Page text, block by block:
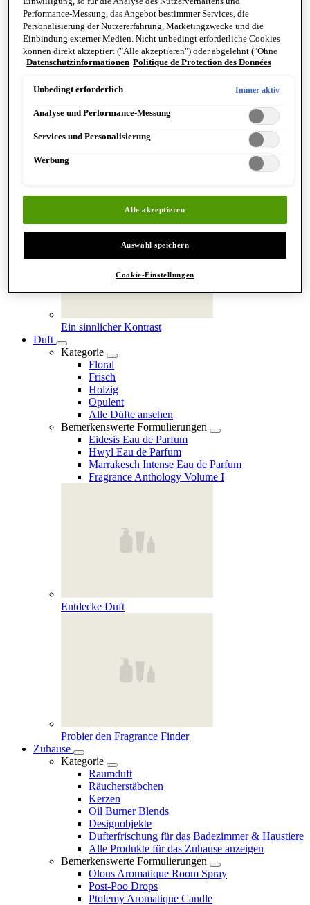
Mundpflege & Deodorants
Alle Hand- und Körperpflegeprodukte anzeigen
Bemerkenswerte Formulierungen
Resurrection Aromatique Hand Wash
Eleos Aromatique Hand Balm
Antithesis Intense Body Cleanser
Entdecken Sie Hand & Körper
Ein sinnlicher Kontrast
Duft
Kategorie
Floral
Frisch
Holzig
Opulent
Alle Düfte ansehen
Bemerkenswerte Formulierungen
Eidesis Eau de Parfum
Hwyl Eau de Parfum
Marrakesch Intense Eau de Parfum
Fragrance Anthology Volume I
Entdecke Duft
Probier den Fragrance Finder
Zuhause
Kategorie
Raumduft
Räucherstäbchen
Kerzen
Oil Burner Blends
Designobjekte
Dufterfrischung für das Badezimmer & Haustiere
Alle Produkte für das Zuhause anzeigen
Bemerkenswerte Formulierungen
Olous Aromatique Room Spray
Post-Poo Drops
Ptolemy Aromatique Candle
Performance-Messung, das Angebot bestimmter Services, die
Personalisierung der Nutzererfahrung, Marketingzwecke und die
Einbindung externer Medien. Nicht unbedingt erforderliche Cookies
können direkt akzeptiert ("Alle akzeptieren") oder abgelehnt ("Ohne
Einwilligung fortfahren") werden. Individuelle Anpassungen der
speichern"). Die Auswahl kann jederzeit unter dem Link "Cookie-
Datenschutzinformationen.
Datenschutzinformationen Politique de Protection des Données
Unbedingt erforderlich Immer aktiv
Analyse und Performance-Messung
Services und Personalisierung
Werbung
Alle akzeptieren
Auswahl speichern
Cookie-Einstellungen